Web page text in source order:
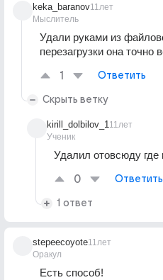
keka_baranov
Мыслитель
11лет
Удали руками из
перезагрузки она точно
1 Ответить
Скрыть ветку
kirill_dolbilov_1
Ученик
11лет
Удалил отовсюду где
0 Ответить
1 ответ
stepeecoyote
Оракул
11лет
Есть способ!